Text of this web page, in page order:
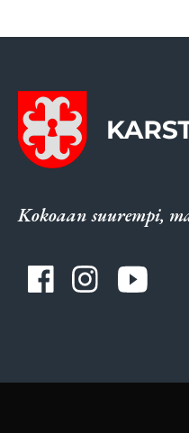
Kokoaan suurempi,